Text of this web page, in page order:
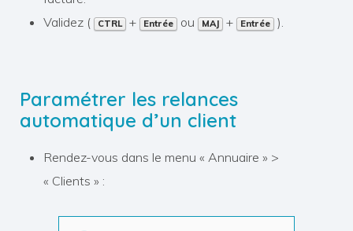
Validez (
CTRL + Entrée ou MAJ + Entrée ).
Paramétrer les relances
automatique d’un client
Rendez-vous dans le menu « Annuaire » >
« Clients » :